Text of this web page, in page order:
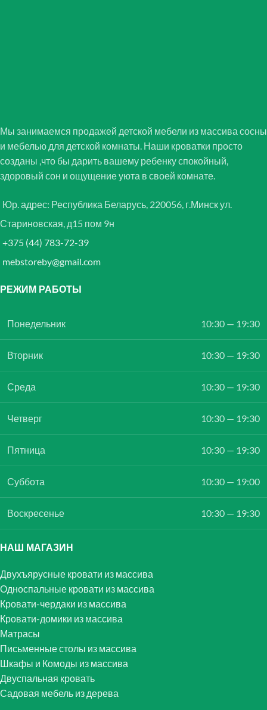
Мы занимаемся продажей детской мебели из массива сосны
и мебелью для детской комнаты. Наши кроватки просто
созданы ,что бы дарить вашему ребенку спокойный,
здоровый сон и ощущение уюта в своей комнате.
Юр. адрес: Республика Беларусь, 220056, г.Минск ул.
Стариновская, д15 пом 9н
+375 (44) 783-72-39
mebstoreby@gmail.com
РЕЖИМ РАБОТЫ
Понедельник 10:30 — 19:30
Вторник 10:30 — 19:30
Среда 10:30 — 19:30
Четверг 10:30 — 19:30
Пятница 10:30 — 19:30
Суббота 10:30 — 19:00
Воскресенье 10:30 — 19:30
НАШ МАГАЗИН
Двухъярусные кровати из массива
Односпальные кровати из массива
Кровати-чердаки из массива
Кровати-домики из массива
Матрасы
Письменные столы из массива
Шкафы и Комоды из массива
Двуспальная кровать
Садовая мебель из дерева